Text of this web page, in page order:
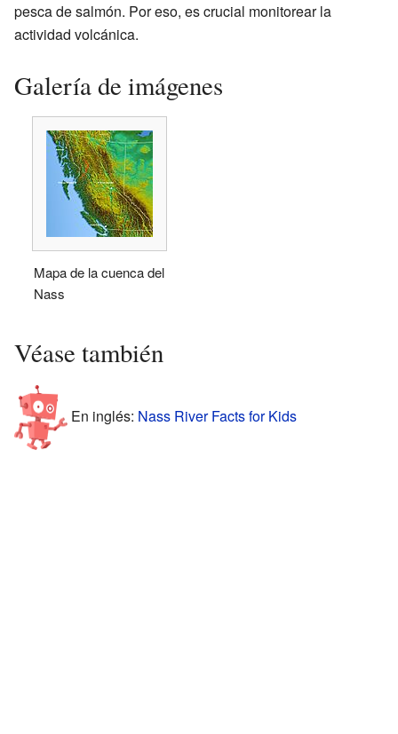
pesca de salmón. Por eso, es crucial monitorear la
actividad volcánica.
Galería de imágenes
Mapa de la cuenca del
Nass
Véase también
En inglés: Nass River Facts for Kids